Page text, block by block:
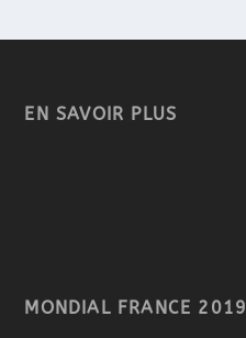
EN SAVOIR PLUS
MONDIAL FRANCE 2019